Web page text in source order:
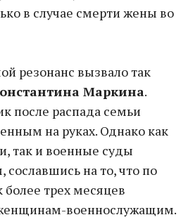
в случае смерти жены во
резонанс вызвало так
Маркина.
после распада семьи
на руках. Однако как
так и военные суды
сославшись на то, что по
более трех месяцев
женщинам-военнослужащим.